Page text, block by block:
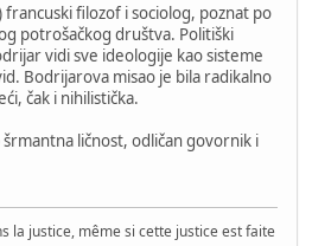
filozof i sociolog, poznat po
potrošačkog društva. Politiški
vidi sve ideologije kao sisteme
Bodrijarova misao je bila radikalno
čak i nihilistička.
ličnost, odličan govornik i
la justice, même si cette justice est faite